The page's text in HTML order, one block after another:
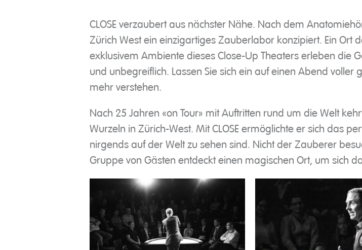
CLOSE verzaubert aus nächster Nähe. Nach dem
Zürich West ein einzigartiges Zauberlabor konzipiert. Ein Ort
exklusivem Ambiente dieses Close-Up Theaters erleben
und unbegreiflich. Lassen Sie sich ein auf einen Abend voller
mehr verstehen.
Nach 25 Jahren «on Tour» mit Auftritten rund um die Welt
Wurzeln in Zürich-West. Mit CLOSE ermöglichte er sich das
nirgends auf der Welt zu sehen sind. Nicht der Zauberer
Gruppe von Gästen entdeckt einen magischen Ort, um sich